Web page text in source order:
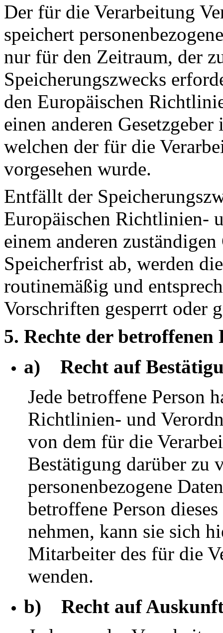
Der für die Verarbeitung
speichert
nur für den Zeitraum, der
Speicherungszwecks
den Europäischen
einen anderen
welchen der für die
vorgesehen wurde.
Entfällt der
Europäischen Richtlinien-
einem anderen
Speicherfrist ab, werden
routinemäßig und
Vorschriften gesperrt oder
5. Rechte der betroffenen
a) Recht auf
Jede betroffene Person
Richtlinien- und
von dem für die
Bestätigung darüber zu
personenbezogene
betroffene Person
nehmen, kann sie sich
Mitarbeiter des für die
wenden.
b) Recht auf